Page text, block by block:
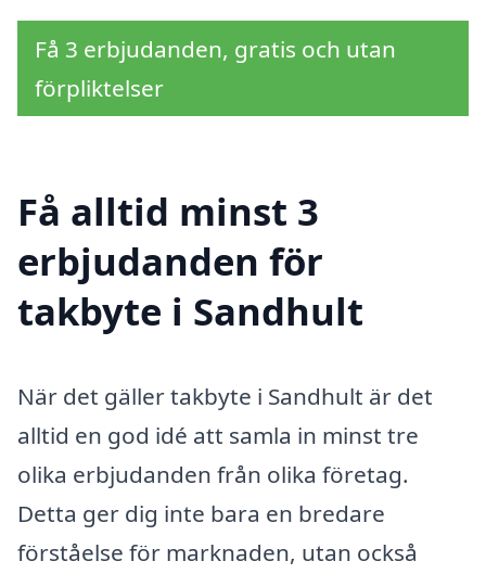
Få 3 erbjudanden, gratis och utan
förpliktelser
Få alltid minst 3
erbjudanden för
takbyte i Sandhult
När det gäller takbyte i Sandhult är det
alltid en god idé att samla in minst tre
olika erbjudanden från olika företag.
Detta ger dig inte bara en bredare
förståelse för marknaden, utan också